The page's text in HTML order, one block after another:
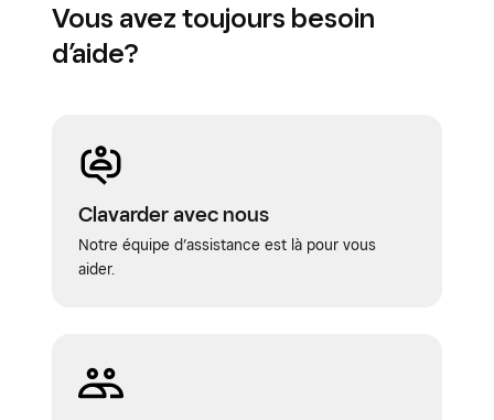
Vous avez toujours besoin
d’aide?
Clavarder avec nous
Notre équipe d’assistance est là pour vous
aider.